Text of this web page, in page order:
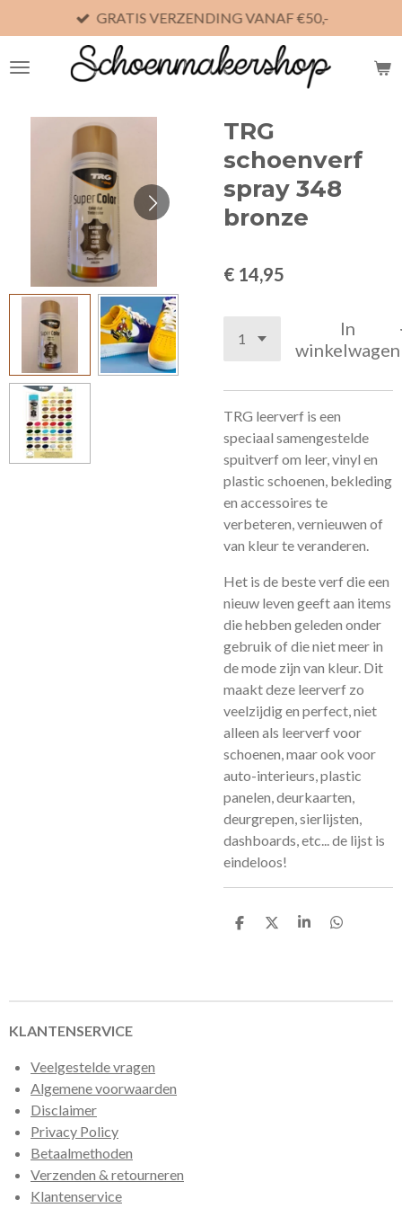
direct
naar
GRATIS VERZENDING VANAF €50,-
TRG
schoenverf
spray 348
bronze
€ 14,95
In
winkelwagen
TRG leerverf is een
speciaal samengestelde
spuitverf om leer, vinyl en
plastic schoenen, bekleding
en accessoires te
verbeteren, vernieuwen of
van kleur te veranderen.
Het is de beste verf die een
nieuw leven geeft aan items
die hebben geleden onder
gebruik of die niet meer in
de mode zijn van kleur. Dit
maakt deze leerverf zo
veelzijdig en perfect, niet
alleen als leerverf voor
schoenen, maar ook voor
auto-interieurs, plastic
panelen, deurkaarten,
deurgrepen, sierlijsten,
dashboards, etc... de lijst is
eindeloos!
D
D
S
D
KLANTENSERVICE
Veelgestelde vragen
Algemene voorwaarden
Disclaimer
Privacy Policy
Betaalmethoden
Verzenden & retourneren
Klantenservice